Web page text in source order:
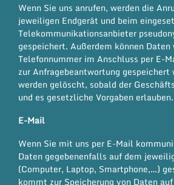
Wenn Sie uns anrufen, werden die
jeweiligen Endgerät und beim
Telekommunikationsanbieter
gespeichert. Außerdem können Daten
Telefonnummer im Anschluss per E-
zur Anfragebeantwortung gespeichert
werden gelöscht, sobald der
und es gesetzliche Vorgaben erlauben.
E-Mail
Wenn Sie mit uns per E-Mail
Daten gegebenenfalls auf dem
(Computer, Laptop, Smartphone,…)
kommt zur Speicherung von Daten